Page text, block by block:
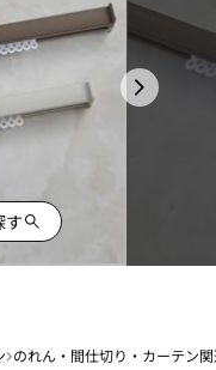
す
のれん・間仕切り・カーテン